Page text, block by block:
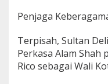
Penjaga
Terpisah, Sultan
Perkasa Alam Shah
Rico sebagai Wali